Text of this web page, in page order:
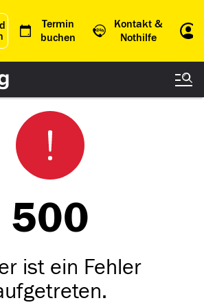
Termin
buchen
Kontakt &
Nothilfe
500
ist ein Fehler